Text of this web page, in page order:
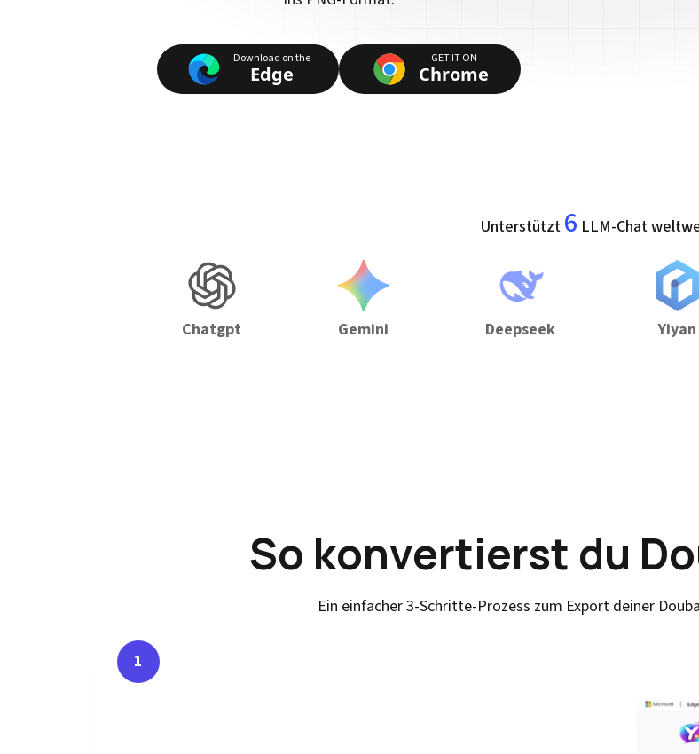
Download on the
Edge
GET IT ON
Chrome
Unterstützt 6 LLM-Chat
Chatgpt Gemini Deepseek Yiyan
So konvertierst du
Ein einfacher 3-Schritte-Prozess zum Export deiner
1